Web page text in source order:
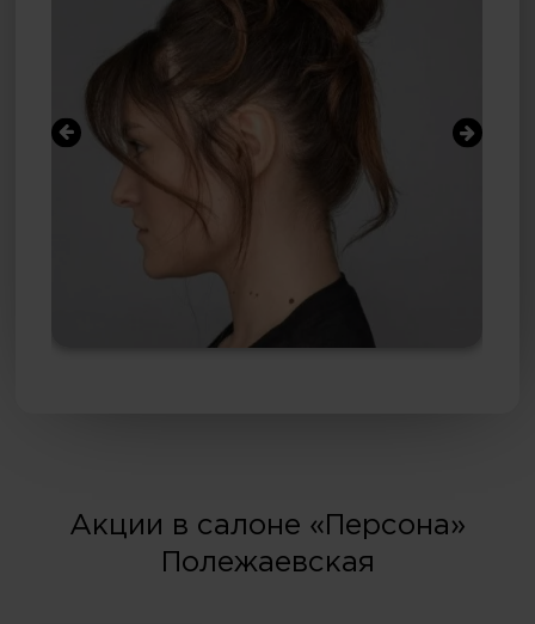
Акции в салоне «Персона»
Полежаевская